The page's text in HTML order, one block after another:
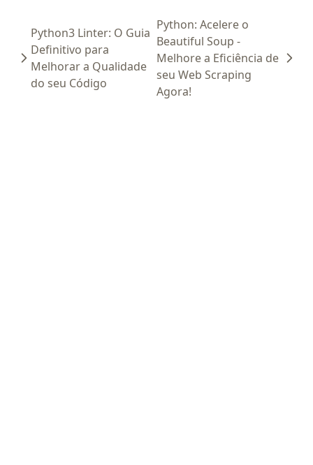
Python3 Linter: O Guia
Definitivo para
Melhorar a Qualidade
do seu Código
Python: Acelere o
Beautiful Soup -
Melhore a Eficiência de
seu Web Scraping
Agora!